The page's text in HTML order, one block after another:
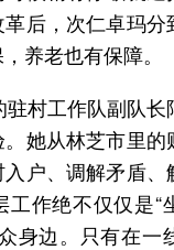
后，次仁卓玛分
养老也有保障。
驻村工作队副队
她从林芝市里的
户、调解矛盾
工作绝不仅仅是“
身边。只有在一